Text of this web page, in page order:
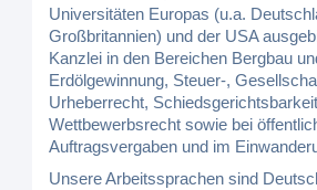
Universitäten Europas (u.a.
Großbritannien) und der USA
Kanzlei in den Bereichen Bergbau
Erdölgewinnung, Steuer-,
Urheberrecht,
Wettbewerbsrecht sowie bei
Auftragsvergaben und im
Unsere Arbeitssprachen sind